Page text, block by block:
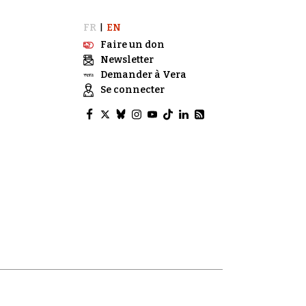
FR
EN
Faire un don
Newsletter
Demander à Vera
Se connecter